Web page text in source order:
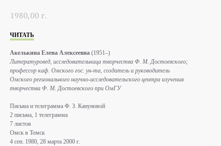
1980,00 г.
ЧИТАТЬ
Акелькина Елена Алексеевна (1951–)
Литературовед, исследовательница творчества Ф. М. Достоевского;
профессор каф. Омского гос. ун-та, создатель и руководитель
Омского регионального научно-исследовательского центра изучения
творчества Ф. М. Достоевского при ОмГУ
Письма и телеграмма Ф. З. Кануновой
2 письма, 1 телеграмма
7 листов
Омск в Томск
4 сен. 1980, 28 марта 2000 г.